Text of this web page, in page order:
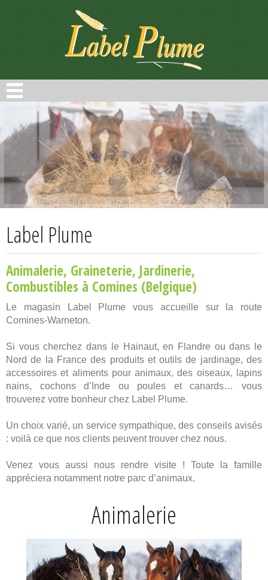
Label Plume
Animalerie, Graineterie, Jardinerie,
Combustibles à Comines (Belgique)
Le magasin Label Plume vous accueille sur la route
Comines-Warneton.
Si vous cherchez dans le Hainaut, en Flandre ou dans le
Nord de la France des produits et outils de jardinage, des
accessoires et aliments pour animaux, des oiseaux, lapins
nains, cochons d’Inde ou poules et canards… vous
trouverez votre bonheur chez Label Plume.
Un choix varié, un service sympathique, des conseils avisés
: voilà ce que nos clients peuvent trouver chez nous.
Venez vous aussi nous rendre visite ! Toute la famille
appréciera notamment notre parc d’animaux.
Animalerie